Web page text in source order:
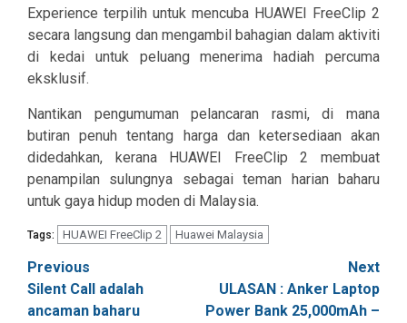
Experience terpilih untuk mencuba HUAWEI FreeClip 2
secara langsung dan mengambil bahagian dalam aktiviti
di kedai untuk peluang menerima hadiah percuma
eksklusif.
Nantikan pengumuman pelancaran rasmi, di mana
butiran penuh tentang harga dan ketersediaan akan
didedahkan, kerana HUAWEI FreeClip 2 membuat
penampilan sulungnya sebagai teman harian baharu
untuk gaya hidup moden di Malaysia.
Tags: HUAWEI FreeClip 2 Huawei Malaysia
Post
navigation
Previous
Silent Call adalah
ancaman baharu
Next
ULASAN : Anker Laptop
Power Bank 25,000mAh –